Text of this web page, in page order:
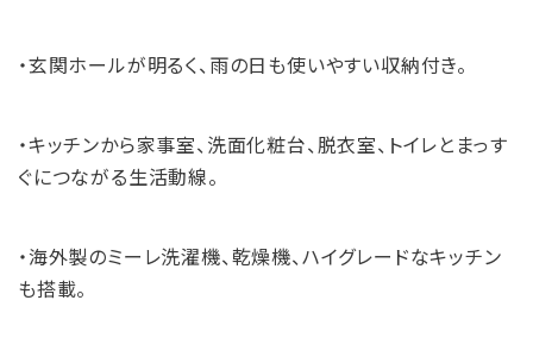
・玄関ホールが明るく、雨の日も使いやすい収納付き。
・キッチンから家事室、洗面化粧台、脱衣室、トイレとまっす
ぐにつながる生活動線。
・海外製のミーレ洗濯機、乾燥機、ハイグレードなキッチン
も搭載。